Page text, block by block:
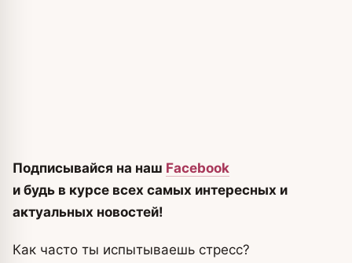
Подписывайся на наш Facebook
и будь в курсе всех самых интересных и
актуальных новостей!
Как часто ты испытываешь стресс?